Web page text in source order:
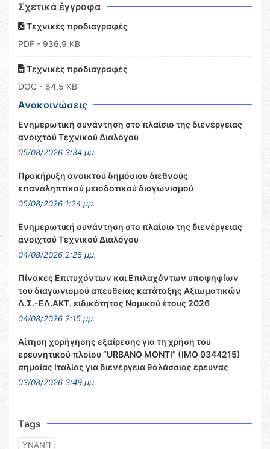
Σχετικά έγγραφα
Τεχνικές προδιαγραφές
PDF - 936,9 KB
Τεχνικές προδιαγραφές
DOC - 64,5 KB
Ανακοινώσεις
Ενημερωτική συνάντηση στο πλαίσιο της διενέργειας
ανοιχτού Τεχνικού Διαλόγου
05/08/2026 3:34 μμ.
Προκήρυξη ανοικτού δημόσιου διεθνούς
επαναληπτικού μειοδοτικού διαγωνισμού
05/08/2026 1:24 μμ.
Ενημερωτική συνάντηση στο πλαίσιο της διενέργειας
ανοιχτού Τεχνικού Διαλόγου
04/08/2026 2:26 μμ.
Πίνακες Επιτυχόντων και Επιλαχόντων υποψηφίων
του διαγωνισμού απευθείας κατάταξης Αξιωματικών
Λ.Σ.-ΕΛ.ΑΚΤ. ειδικότητας Νομικού έτους 2026
04/08/2026 2:15 μμ.
Αίτηση χορήγησης εξαίρεσης για τη χρήση του
ερευνητικού πλοίου “URBANO MONTI” (IMO 9344215)
σημαίας Ιταλίας για διενέργεια θαλάσσιας έρευνας
03/08/2026 3:49 μμ.
Tags
ΥΝΑΝΠ